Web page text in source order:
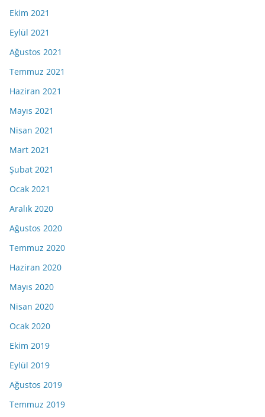
Ekim 2021
Eylül 2021
Ağustos 2021
Temmuz 2021
Haziran 2021
Mayıs 2021
Nisan 2021
Mart 2021
Şubat 2021
Ocak 2021
Aralık 2020
Ağustos 2020
Temmuz 2020
Haziran 2020
Mayıs 2020
Nisan 2020
Ocak 2020
Ekim 2019
Eylül 2019
Ağustos 2019
Temmuz 2019